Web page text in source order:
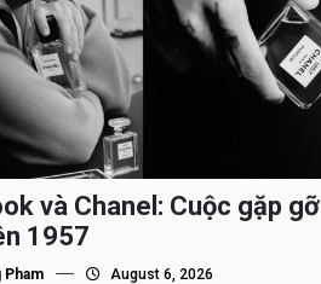
và Chanel: Cuộc gặp gỡ
1957
Pham August 6, 2026